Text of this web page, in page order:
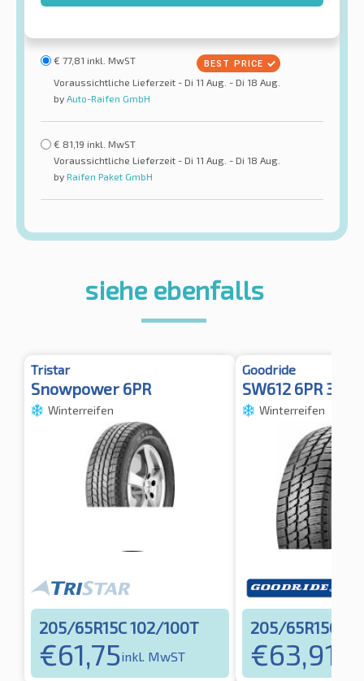
€ 77,81 inkl. MwST
Voraussichtliche Lieferzeit - Di 11 Aug. - Di 18 Aug.
by Auto-Raifen GmbH
€ 81,19 inkl. MwST
Voraussichtliche Lieferzeit - Di 11 Aug. - Di 18 Aug.
by Raifen Paket GmbH
siehe ebenfalls
Tristar
Snowpower 6PR
Winterreifen
205/65R15C 102/100T
€61,75inkl. MwST
Goodride
SW612 6PR
Winterreifen
205/65R15C
€63,91